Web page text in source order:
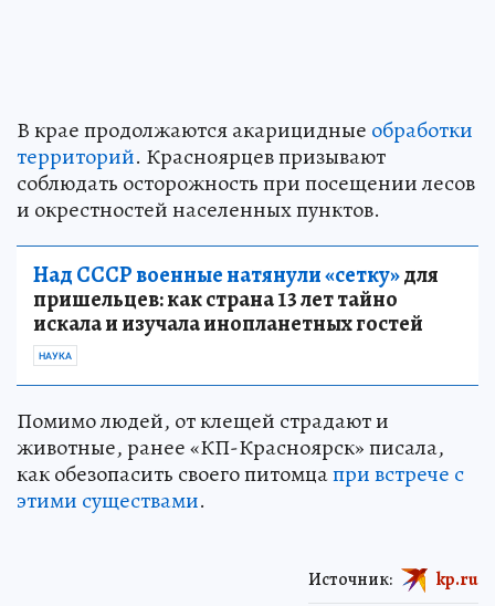
В крае продолжаются акарицидные обработки
территорий. Красноярцев призывают
соблюдать осторожность при посещении лесов
и окрестностей населенных пунктов.
Над СССР военные натянули «сетку»для
пришельцев: как страна 13 лет тайно
искала и изучала инопланетных гостей
НАУКА
Помимо людей, от клещей страдают и
животные, ранее «КП-Красноярск» писала,
как обезопасить своего питомцапри встрече с
этими существами.
Источник: kp.ru